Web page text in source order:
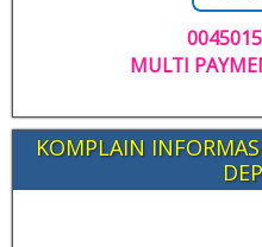
MULTI
KOMPLAIN